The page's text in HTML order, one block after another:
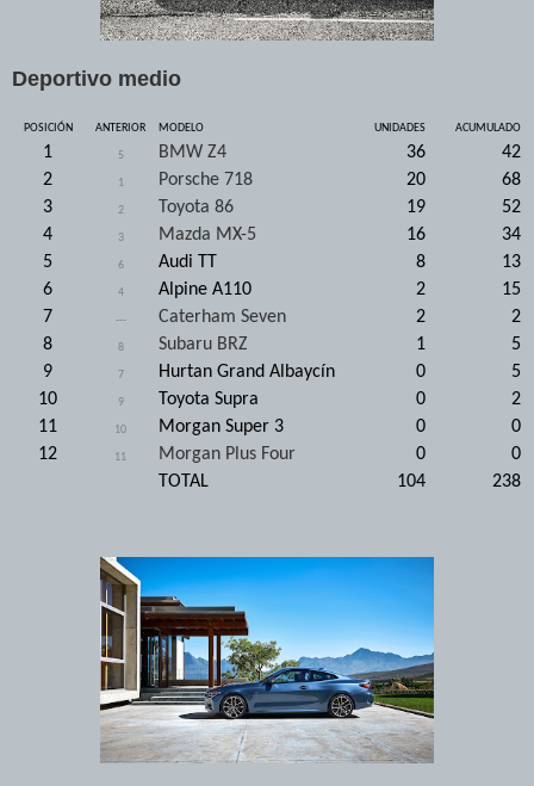
Deportivo medio
POSICIÓN ANTERIOR MODELO UNIDADES ACUMULADO
1 5 BMW Z4 36
42
2
1 Porsche 718 20
68
3
2 Toyota 86 19
52
4
3 Mazda MX-5 16
34
5
6 Audi TT 8
13
6
4 Alpine A110 2
15
7
--- Caterham Seven 2
2
8
8 Subaru BRZ 1
5
9
7 Hurtan Grand Albaycín 0
5
10
9 Toyota Supra 0
2
11
10 Morgan Super 3 0
0
12
11 Morgan Plus Four 0
0
TOTAL
104 238